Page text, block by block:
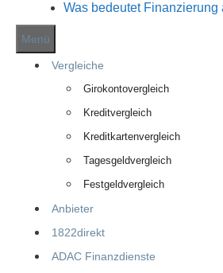
Was bedeutet Finanzierung
Menü
Vergleiche
Girokontovergleich
Kreditvergleich
Kreditkartenvergleich
Tagesgeldvergleich
Festgeldvergleich
Anbieter
1822direkt
ADAC Finanzdienste